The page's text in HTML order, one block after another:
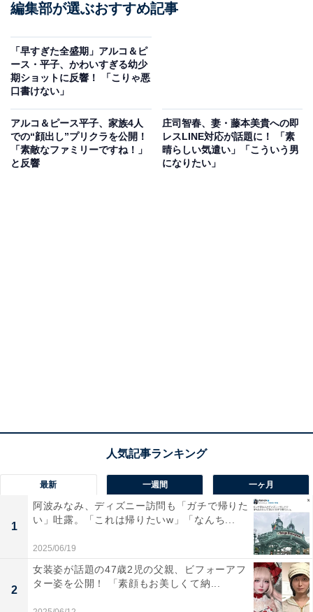
編集部が選ぶおすすめ記事
「早すぎた全盛期」アルコ＆ピ
ース・平子、かわいすぎる幼少
期ショットに反響！ 「こりゃ悪
口書けない」
アルコ＆ピース平子、家族4人
での“顔出し”プリクラを公開！
「素敵なファミリーですね！」
と反響
庄司智春、妻・藤本美貴への即
レスLINE対応が話題に！ 「素
晴らしい気遣い」「こういう男
になりたい」
最新 一週間 一ヶ月
1
阿波みなみ、ディズニー訪問も「ガチで帰りた
い」吐露。「これは帰りたいw」「なんち...
2025/06/19
2
女装姿が話題の47歳2児の父親、ビフォーアフ
ター姿を公開！ 「素顔もお美しくて納...